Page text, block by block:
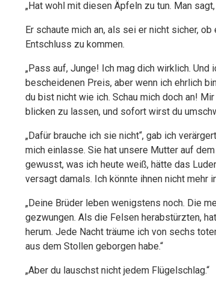
„Hat wohl mit diesen Äpfeln zu tun. Man
Er schaute mich an, als sei er nicht sicher,
Entschluss zu kommen.
„Pass auf, Junge! Ich mag dich wirklich.
bescheidenen Preis, aber wenn ich ehrlich
du bist nicht wie ich. Schau mich doch an!
blicken zu lassen, und sofort wirst du
„Dafür brauche ich sie nicht“, gab ich
mich einlasse. Sie hat unsere Mutter auf
gewusst, was ich heute weiß, hätte das
versagt damals. Ich könnte ihnen nicht mehr
„Deine Brüder leben wenigstens noch. Die
gezwungen. Als die Felsen herabstürzten,
herum. Jede Nacht träume ich von sechs
aus dem Stollen geborgen habe.“
„Aber du lauschst nicht jedem Flügelschlag.“